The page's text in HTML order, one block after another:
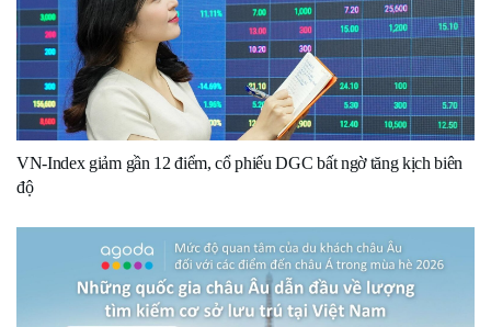
VN-Index giảm gần 12 điểm, cổ phiếu DGC bất ngờ tăng kịch biên
độ